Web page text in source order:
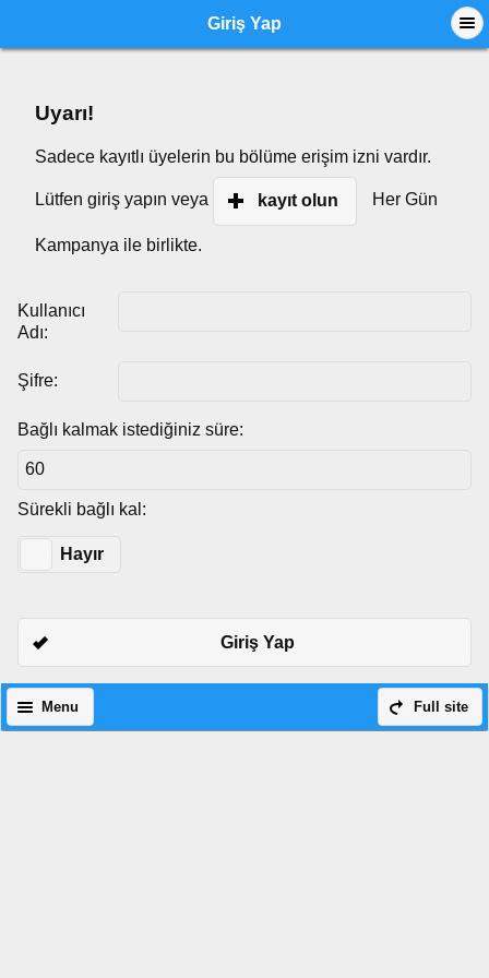
Giriş Yap
Uyarı!
Sadece kayıtlı üyelerin bu bölüme erişim izni vardır.
Lütfen giriş yapın veya kayıt olun Her Gün
Kampanya ile birlikte.
Kullanıcı
Adı:
Şifre:
Bağlı kalmak istediğiniz süre:
Sürekli bağlı kal:
Hayır
Giriş Yap
Full site
Menu